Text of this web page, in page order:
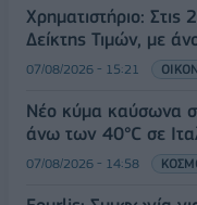
Χρηματιστήριο:
Δείκτης Τιμών, με
07/08/2026 - 15:21
Νέο κύμα καύσωνα
άνω των 40°C σε
07/08/2026 - 14:58